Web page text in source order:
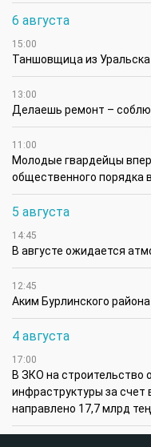
6 августа
15:00
Таншовщица из Уральска
13:00
Делаешь ремонт –
11:00
Молодые гвардейцы
общественного порядка
5 августа
14:45
В августе ожидается
12:45
Аким Бурлинского
4 августа
17:00
В ЗКО на строительство
инфраструктуры за счет
направлено 17,7 млрд